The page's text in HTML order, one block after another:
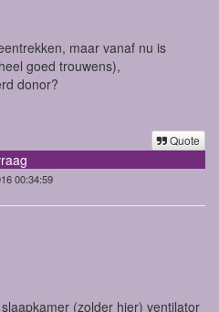
maar vanaf nu is
goed trouwens),
donor?
Quote
00:34:59
(zolder hier) ventilator